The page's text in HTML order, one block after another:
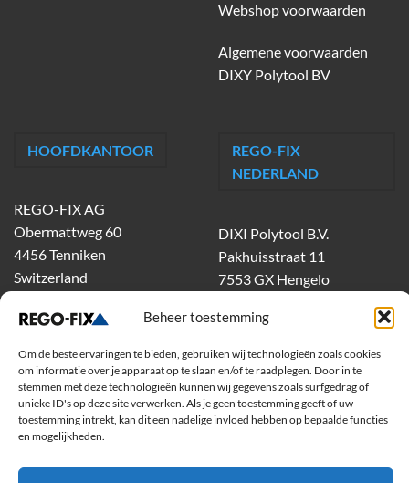
Beheer toestemming
Om de beste ervaringen te bieden, gebruiken wij technologieën zoals cookies
om informatie over je apparaat op te slaan en/of te raadplegen. Door in te
stemmen met deze technologieën kunnen wij gegevens zoals surfgedrag of
unieke ID's op deze site verwerken. Als je geen toestemming geeft of uw
toestemming intrekt, kan dit een nadelige invloed hebben op bepaalde functies
en mogelijkheden.
Webshop voorwaarden
Algemene voorwaarden
DIXY Polytool BV
HOOFDKANTOOR
REGO-FIX AG
Obermattweg 60
4456 Tenniken
Switzerland
REGO-FIX
NEDERLAND
DIXI Polytool B.V.
Pakhuisstraat 11
7553 GX Hengelo
dixiholland@dixi.com
www.dixipolytool.com
Volg ons op Youtube
Volg ons op Linkedin